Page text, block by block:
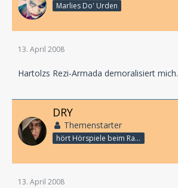
Marlies Do' Urden
13. April 2008
Hartolzs Rezi-Armada demoralisiert mich.
DRY
Themenstarter
hört Hörspiele beim Rasenmähen
13. April 2008